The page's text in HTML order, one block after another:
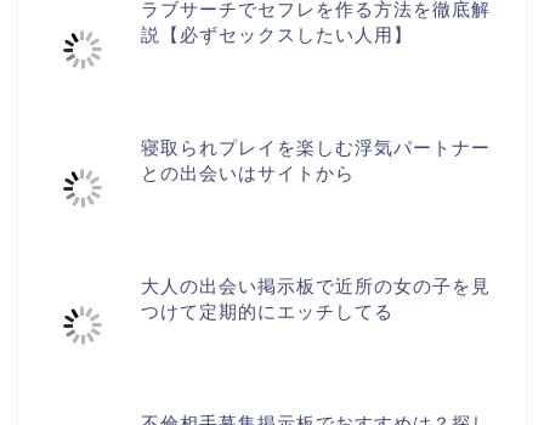
ラブサーチでセフレを作る方法を徹底解
説【必ずセックスしたい人用】
寝取られプレイを楽しむ浮気パートナー
との出会いはサイトから
大人の出会い掲示板で近所の女の子を見
つけて定期的にエッチしてる